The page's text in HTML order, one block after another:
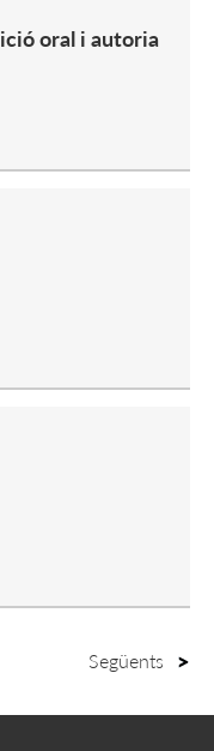
oral i autoria
Següents